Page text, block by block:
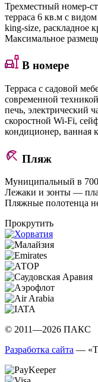
Трехместный номер-
терраса 6 кв.м с
king-size, раскладное
Максимальное
В номере
Терраса с садовой
современной
печь, электрический
скоростной Wi-Fi,
кондиционер, ванная
Пляж
Муниципальный в
Лежаки и зонты —
Пляжные полотенца
Прокрутить
© 2011—2026 ПАКС
Разработка сайта —